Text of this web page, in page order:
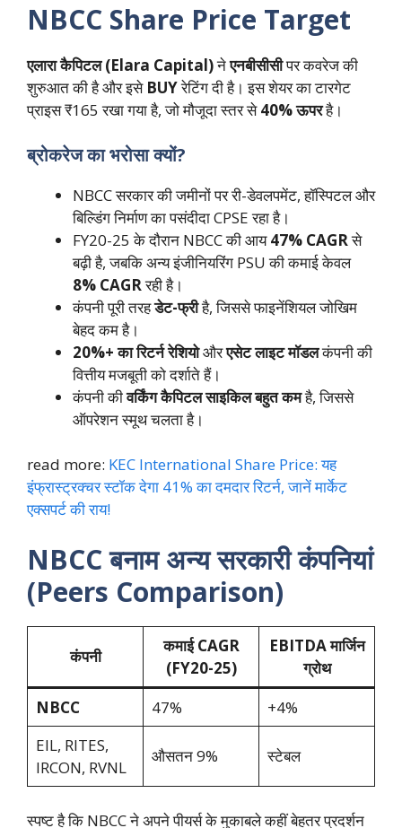
NBCC Share Price Target
एलारा कैपिटल (Elara Capital)नेएनबीसीसीपर कवरेज की
शुरुआत की है और इसे BUYरेटिंग दी है। इस शेयर का टारगेट
प्राइस ₹165 रखा गया है, जो मौजूदा स्तर से40% ऊपरहै।
ब्रोकरेज का भरोसा क्यों?
NBCC सरकार की जमीनों पर री-डेवलपमेंट, हॉस्पिटल और
बिल्डिंग निर्माण का पसंदीदा CPSE रहा है।
FY20-25 के दौरान NBCC की आय47% CAGRसे
बढ़ी है, जबकि अन्य इंजीनियरिंग PSU की कमाई केवल
8% CAGRरही है।
कंपनी पूरी तरहडेट-फ्रीहै, जिससे फाइनेंशियल जोखिम
बेहद कम है।
20%+ का रिटर्न रेशियोऔरएसेट लाइट मॉडलकंपनी की
वित्तीय मजबूती को दर्शाते हैं।
कंपनी कीवर्किंग कैपिटल साइकिल बहुत कमहै, जिससे
ऑपरेशन स्मूथ चलता है।
read more: KEC International Share Price: यह
इंफ्रास्ट्रक्चर स्टॉक देगा 41% का दमदार रिटर्न, जानें मार्केट
एक्सपर्ट की राय!
NBCC बनाम अन्य सरकारी कंपनियां
(Peers Comparison)
कंपनी
कमाई CAGR
(FY20-25)
EBITDA मार्जिन
ग्रोथ
NBCC
47%
+4%
EIL, RITES,
IRCON, RVNL
औसतन 9% स्टेबल
स्पष्ट है कि NBCC ने अपने पीयर्स के मुकाबले कहीं बेहतर प्रदर्शन